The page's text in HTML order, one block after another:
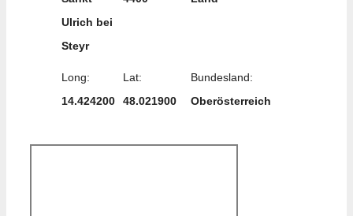
Ulrich bei
Steyr
Long:
14.424200
Lat:
48.021900
Bundesland:
Oberösterreich